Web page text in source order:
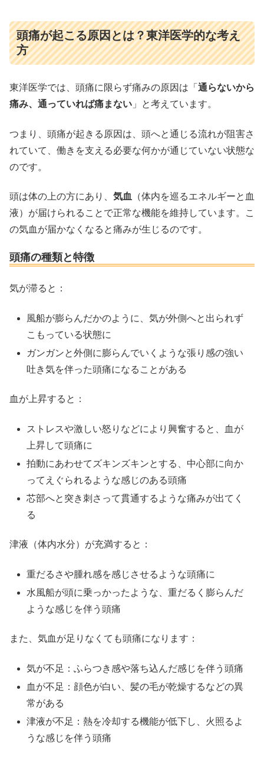
頭痛が起こる原因とは？東洋医学的な考え
方
東洋医学では、頭痛に限らず痛みの原因は「 通らないから
痛み、通っていれば痛まない 」と考えています。
つまり、頭痛が起きる原因は、頭へと通じる流れが阻害さ
れていて、働きを支える必要な何かが通じていない状態な
のです。
頭は体の上の方にあり、 気血
（体内を巡るエネルギーと血
液）が届けられることで正常な機能を維持しています。こ
の気血が届かなくなると痛みが生じるのです。
頭痛の種類と特徴
気が滞ると：
風船が膨らんだかのように、気が外側へと出られず
こもっている状態に
ガンガンと外側に膨らんでいくような張り感の強い
吐き気を伴った頭痛になることがある
血が上昇すると：
ストレスや激しい怒りなどにより興奮すると、血が
上昇して頭痛に
拍動にあわせてズキンズキンとする、中心部に向か
ってえぐられるような感じのある頭痛
芯部へと突き刺さって貫通するような痛みが出てく
る
津液（体内水分）が充満すると：
重だるさや腫れ感を感じさせるような頭痛に
水風船が頭に乗っかったような、重だるく膨らんだ
ような感じを伴う頭痛
また、気血が足りなくても頭痛になります：
気が不足：ふらつき感や落ち込んだ感じを伴う頭痛
血が不足：顔色が白い、髪の毛が乾燥するなどの異
常がある
津液が不足：熱を冷却する機能が低下し、火照るよ
うな感じを伴う頭痛